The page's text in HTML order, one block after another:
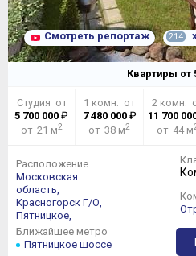
Смотреть репортаж 214
Квартиры от
Студия от
5 700 000 ₽
от 21 м2
1 комн. от
7 480 000₽
от 38 м2
2 комн.
11 700
от 44 м
Расположение
Московская
область,
Красногорск Г/О,
Пятницкое,
Ближайшее метро
Пятницкое шоссе